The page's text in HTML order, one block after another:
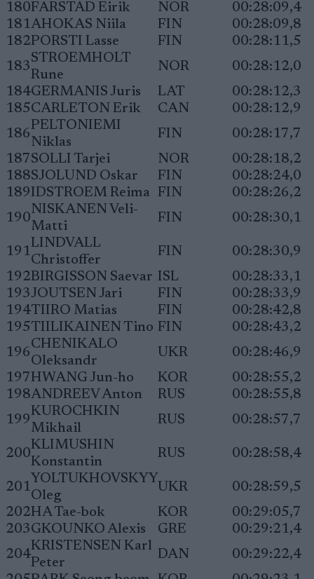
180FARSTAD Eirik NOR
00:28:09,4
181AHOKAS Niila FIN
00:28:09,8
182PORSTI Lasse FIN
00:28:11,5
183
STROEMHOLT
Rune
NOR
00:28:12,0
184GERMANIS Juris LAT
00:28:12,3
185CARLETON Erik CAN
00:28:12,9
186
PELTONIEMI
Niklas
FIN
00:28:17,7
187 SOLLI Tarjei NOR
00:28:18,2
188SJOLUND Oskar FIN
00:28:24,0
189IDSTROEM Reima FIN
00:28:26,2
190
NISKANEN Veli-
Matti
FIN 00:28:30,1
191
LINDVALL
Christoffer
FIN
00:28:30,9
192BIRGISSON Saevar ISL
00:28:33,1
193JOUTSEN Jari FIN
00:28:33,9
194TIIRO Matias FIN
00:28:42,8
195TIILIKAINEN Tino FIN
00:28:43,2
196
CHENIKALO
Oleksandr
UKR
00:28:46,9
197 HWANG Jun-ho KOR
00:28:55,2
198ANDREEV Anton RUS
00:28:55,8
199
KUROCHKIN
Mikhail
RUS 00:28:57,7
200
KLIMUSHIN
Konstantin
RUS 00:28:58,4
201
YOLTUKHOVSKYY
Oleg
UKR
00:28:59,5
202HA Tae-bok KOR
00:29:05,7
203GKOUNKO Alexis GRE
00:29:21,4
204
KRISTENSEN Karl
Peter
DAN
00:29:22,4